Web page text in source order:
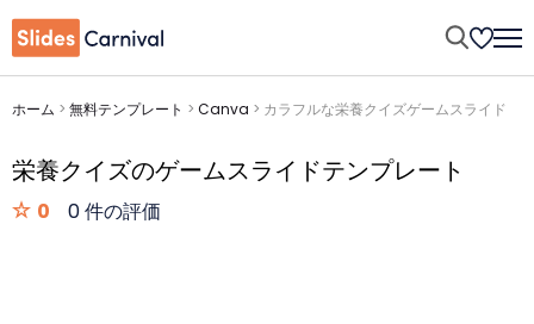
ホーム > 無料テンプレート > Canva > カラフルな栄養クイズゲームスライド
栄養クイズのゲームスライドテンプレート
0 0 件の評価